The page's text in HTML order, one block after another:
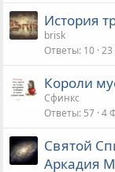
История
brisk
Ответы 10
Короли
Сфинкс
Ответы 57 4
Святой
Аркадия